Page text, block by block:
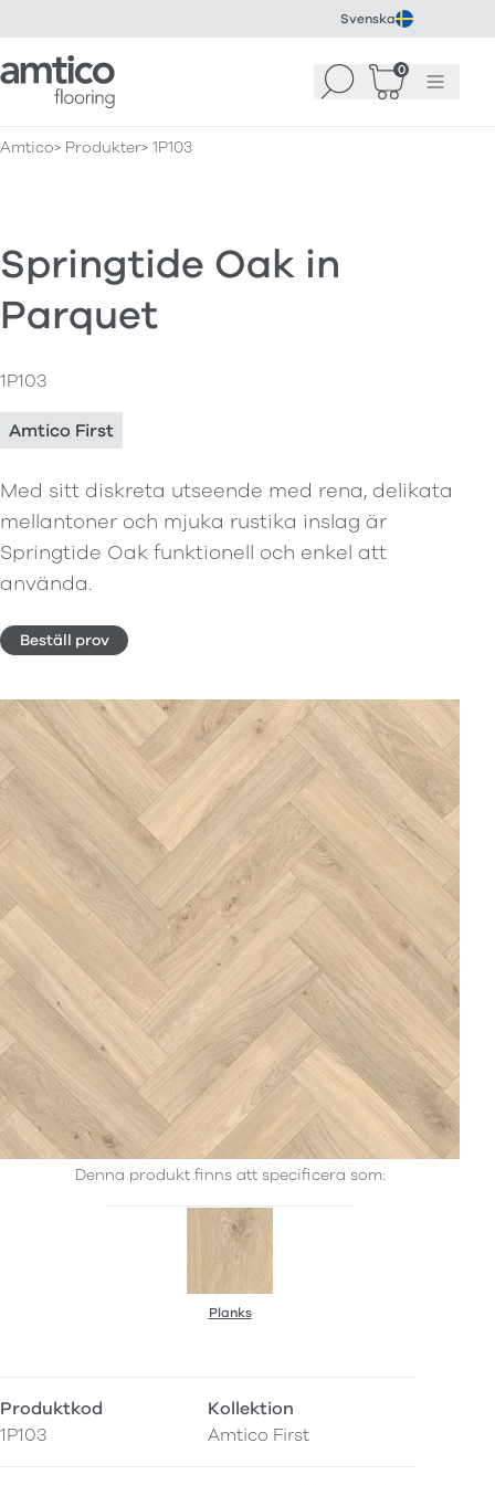
Svenska
Amtico Flooring Sök 0
Korg 0)Meny
Amtico Produkter 1P103
Springtide Oak in
Parquet
1P103
Amtico First
Med sitt diskreta utseende med rena, delikata
mellantoner och mjuka rustika inslag är
Springtide Oak funktionell och enkel att
använda.
Beställ prov
Denna produkt finns att specificera som:
Planks
Produktkod
1P103
Kollektion
Amtico First